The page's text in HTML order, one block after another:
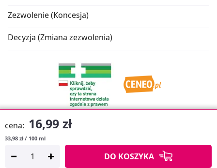
cena: 16,99 zł
33,98 zł / 100 ml
DO KOSZYKA
Zezwolenie (Koncesja)
Decyzja (Zmiana zezwolenia)
Copyright © 2026
APTUSSHOP
Projekt strony: MEDICARE.PL iAPTUS.PL